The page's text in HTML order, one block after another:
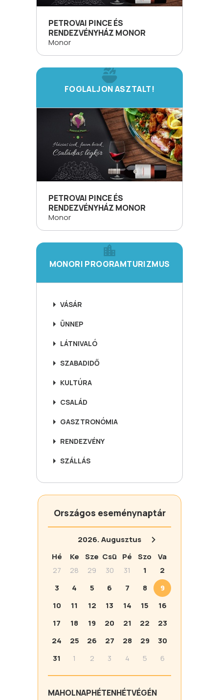
PETROVAI PINCE ÉS
RENDEZVÉNYHÁZ MONOR
Monor
FOGLALJON ASZTALT!
PETROVAI PINCE ÉS
RENDEZVÉNYHÁZ MONOR
Monor
MONORI PROGRAMTURIZMUS
VÁSÁR
ÜNNEP
LÁTNIVALÓ
SZABADIDŐ
KULTÚRA
CSALÁD
GASZTRONÓMIA
RENDEZVÉNY
SZÁLLÁS
Országos eseménynaptár
2026.Augusztus
Hé
Ke Sze Csü Pé Szo
Va
27
28 29 30 31 1
2
3
4 5 6 7 8
9
10
11 12 13 14 15
16
17
18 19 20 21 22
23
24
25 26 27 28 29
30
31
1 2 3 4 5 6
MAHOLNAPHÉTENHÉTVÉGÉN